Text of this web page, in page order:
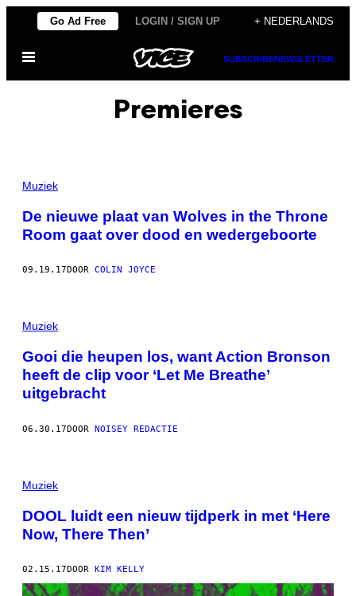
de
Go Ad Free LOGIN / SIGN UP + NEDERLANDS
Open
SUBSCRIBENEWSLETTER
Premieres
Muziek
De nieuwe plaat van Wolves in the Throne
Room gaat over dood en wedergeboorte
09.19.17DOOR COLIN JOYCE
Muziek
Gooi die heupen los, want Action Bronson
heeft de clip voor ‘Let Me Breathe’
uitgebracht
06.30.17DOOR NOISEY REDACTIE
Muziek
DOOL luidt een nieuw tijdperk in met ‘Here
Now, There Then’
02.15.17DOOR KIM KELLY